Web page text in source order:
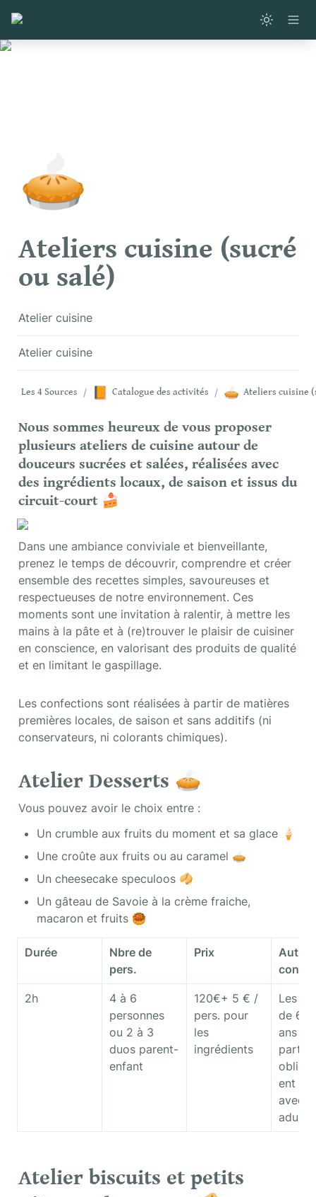
🥧
Ateliers cuisine (sucré
ou salé)
Atelier cuisine
Atelier cuisine
Les 4 Sources / 📙 Catalogue des activités / 🥧
Nous sommes heureux de vous proposer
plusieurs ateliers de cuisine autour de
douceurs sucrées et salées, réalisées avec
des ingrédients locaux, de saison et issus du
circuit-court 🍰
Dans une ambiance conviviale et bienveillante,
prenez le temps de découvrir, comprendre et créer
ensemble des recettes simples, savoureuses et
respectueuses de notre environnement. Ces
moments sont une invitation à ralentir, à mettre les
mains à la pâte et à (re)trouver le plaisir de cuisiner
en conscience, en valorisant des produits de qualité
et en limitant le gaspillage.
Les confections sont réalisées à partir de matières
premières locales, de saison et sans additifs (ni
conservateurs, ni colorants chimiques).
Atelier Desserts 🥧
Vous pouvez avoir le choix entre :
Un crumble aux fruits du moment et sa glace 🍦
Une croûte aux fruits ou au caramel 🥧
Un cheesecake speculoos 🥠
Un gâteau de Savoie à la crème fraiche,
macaron et fruits 🥮
Durée
Nbre de
pers.
Prix
Autres
2h
4 à 6
personnes
ou 2 à 3
duos parent-
enfant
120€+ 5 € /
pers. pour
les
ingrédients
Les
de 6 à
ans
ent en
avec
adulte.
Atelier biscuits et petits